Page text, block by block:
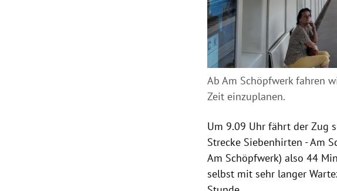
Ab Am Schöpfwerk fahren
Zeit einzuplanen.
Um 9.09 Uhr fährt der Zug
Strecke Siebenhirten - Am
Am Schöpfwerk) also 44
selbst mit sehr langer